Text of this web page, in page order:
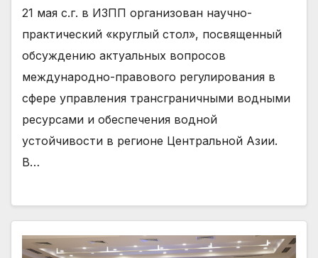
21 мая с.г. в ИЗПП организован научно-
практический «круглый стол», посвященный
обсуждению актуальных вопросов
международно-правового регулирования в
сфере управления трансграничными водными
ресурсами и обеспечения водной
устойчивости в регионе Центральной Азии.
В…